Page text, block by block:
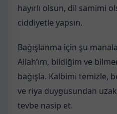
hayırlı olsun, dil samimi
ciddiyetle yapsın.
Bağışlanma için şu
Allah’ım, bildiğim ve
bağışla. Kalbimi temizle,
ve riya duygusundan
tevbe nasip et.